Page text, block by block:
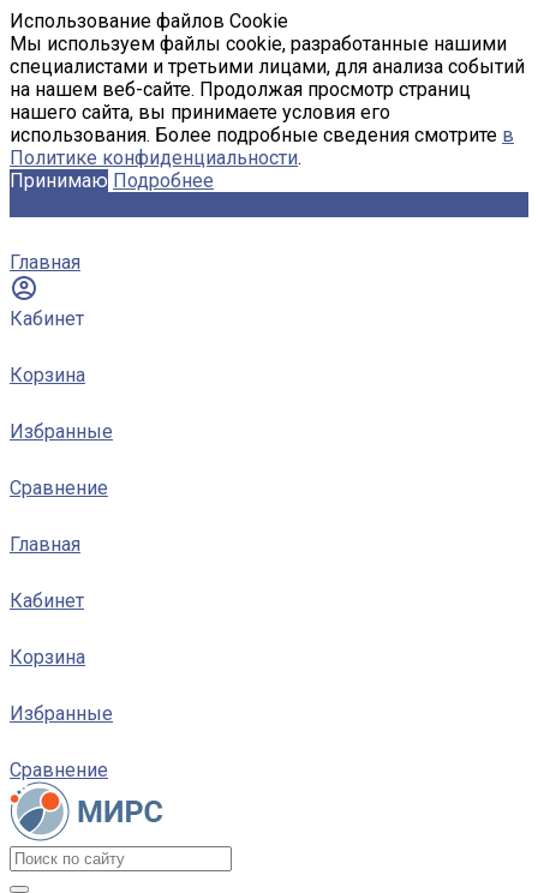
Использование файлов Cookie
Мы используем файлы cookie, разработанные нашими
специалистами и третьими лицами, для анализа событий
на нашем веб-сайте. Продолжая просмотр страниц
нашего сайта, вы принимаете условия его
использования. Более подробные сведения смотрите в
Политике конфиденциальности.
Принимаю Подробнее
Главная
Кабинет
Корзина
Избранные
Сравнение
Главная
Кабинет
Корзина
Избранные
Сравнение